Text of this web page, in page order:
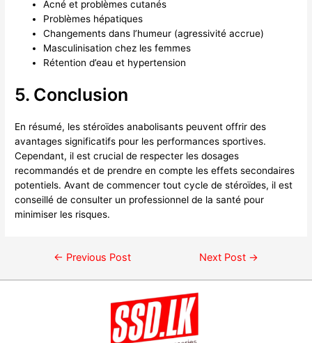
Acné et problèmes cutanés
Problèmes hépatiques
Changements dans l’humeur (agressivité accrue)
Masculinisation chez les femmes
Rétention d’eau et hypertension
5. Conclusion
En résumé, les stéroïdes anabolisants peuvent offrir des
avantages significatifs pour les performances sportives.
Cependant, il est crucial de respecter les dosages
recommandés et de prendre en compte les effets secondaires
potentiels. Avant de commencer tout cycle de stéroïdes, il est
conseillé de consulter un professionnel de la santé pour
minimiser les risques.
← Previous Post Next Post →